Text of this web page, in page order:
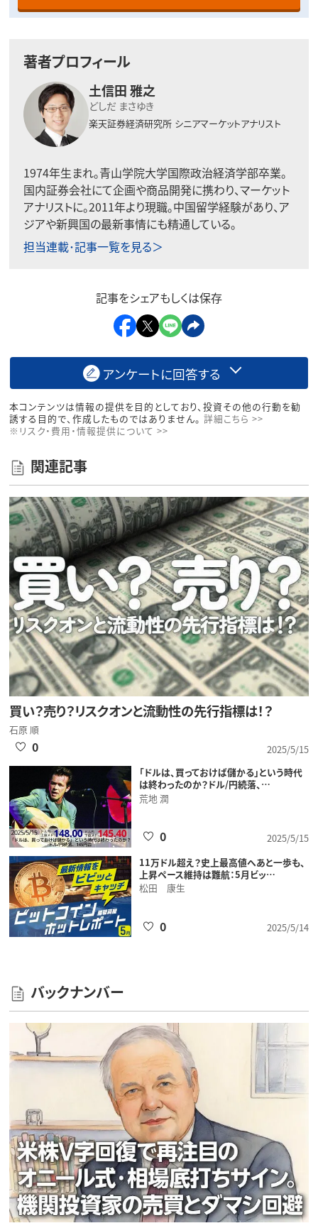
著者プロフィール
土信田 雅之
どしだ まさゆき
楽天証券経済研究所 シニアマーケットアナリスト
1974年生まれ。青山学院大学国際政治経済学部卒業。
国内証券会社にて企画や商品開発に携わり、マーケット
アナリストに。2011年より現職。中国留学経験があり、ア
ジアや新興国の最新事情にも精通している。
担当連載･記事一覧を見る＞
記事をシェアもしくは保存
アンケートに回答する
本コンテンツは情報の提供を目的としており、投資その他の行動を勧
誘する目的で、作成したものではありません。 詳細こちら >>
※リスク・費用・情報提供について >>
関連記事
買い？売り？リスクオンと流動性の先行指標は！？
石原 順
2025/5/15
0
「ドルは、買っておけば儲かる」という時代
は終わったのか？ドル/円続落、…
荒地 潤
2025/5/15
0
11万ドル超え？史上最高値へあと一歩も、
上昇ペース維持は難航：5月ビッ…
松田 康生
2025/5/14
0
バックナンバー